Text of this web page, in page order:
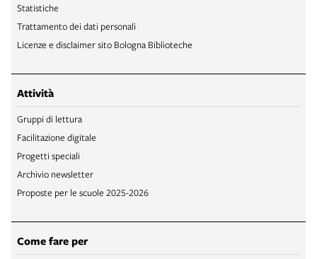
Statistiche
Trattamento dei dati personali
Licenze e disclaimer sito Bologna Biblioteche
Attività
Gruppi di lettura
Facilitazione digitale
Progetti speciali
Archivio newsletter
Proposte per le scuole 2025-2026
Come fare per